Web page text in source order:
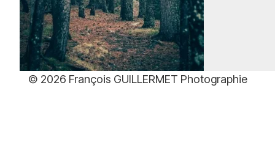
39,00€
à
499,00€
© 2026 François GUILLERMET Photographie